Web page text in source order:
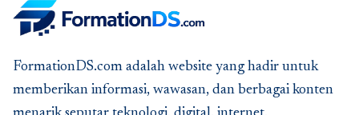
FormationDS.com adalah website yang hadir untuk
memberikan informasi, wawasan, dan berbagai konten